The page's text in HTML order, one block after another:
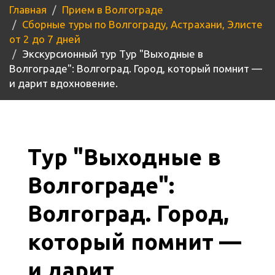
Главная
Прием в Волгограде
Сборные туры по Волгограду, Астрахани, Элисте
от 2 до 7 дней
Экскурсионный тур Тур "Выходные в
Волгограде": Волгоград. Город, который помнит —
и дарит вдохновение.
Тур "Выходные в
Волгограде":
Волгоград. Город,
который помнит —
и дарит